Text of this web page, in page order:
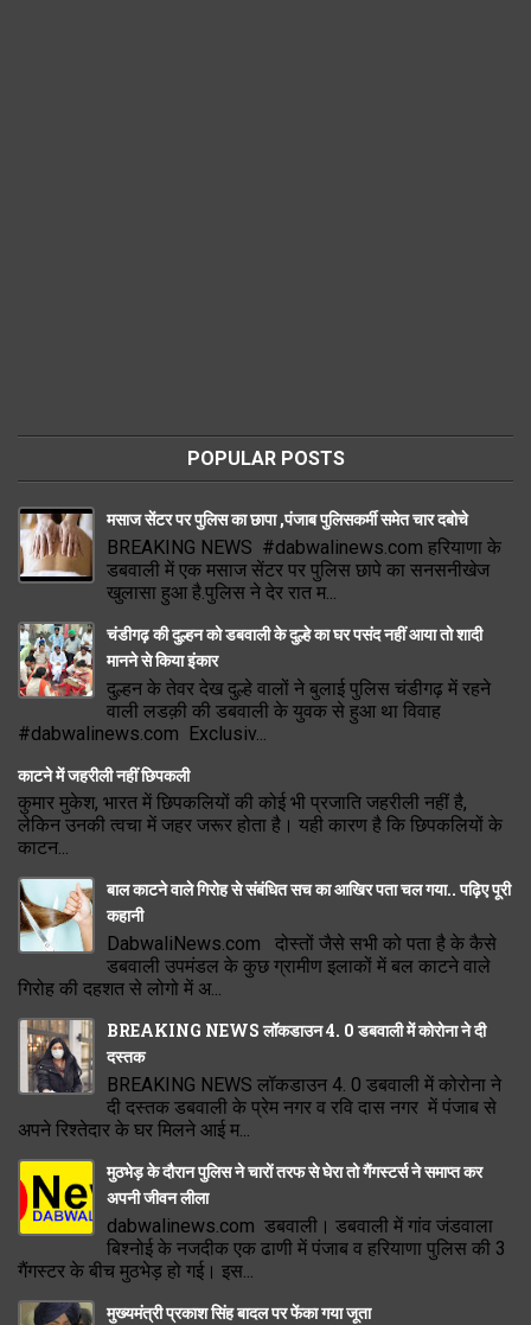
POPULAR POSTS
मसाज सेंटर पर पुलिस का छापा ,पंजाब पुलिसकर्मी समेत चार दबोचे
BREAKING NEWS #dabwalinews.com हरियाणा के
डबवाली में एक मसाज सेंटर पर पुलिस छापे का सनसनीखेज
खुलासा हुआ है.पुलिस ने देर रात म...
चंडीगढ़ की दुल्हन को डबवाली के दुल्हे का घर पसंद नहीं आया तो शादी
मानने से किया इंकार
दुल्हन के तेवर देख दुल्हे वालों ने बुलाई पुलिस चंडीगढ़ में रहने
वाली लडक़ी की डबवाली के युवक से हुआ था विवाह
#dabwalinews.com Exclusiv...
काटने में जहरीली नहीं छिपकली
कुमार मुकेश, भारत में छिपकलियों की कोई भी प्रजाति जहरीली नहीं है,
लेकिन उनकी त्वचा में जहर जरूर होता है। यही कारण है कि छिपकलियों के
काटन...
बाल काटने वाले गिरोह से संबंधित सच का आखिर पता चल गया.. पढ़िए पूरी
कहानी
DabwaliNews.com दोस्तों जैसे सभी को पता है के कैसे
डबवाली उपमंडल के कुछ ग्रामीण इलाकों में बल काटने वाले
गिरोह की दहशत से लोगो में अ...
BREAKING NEWS लॉकडाउन 4. 0 डबवाली में कोरोना ने दी
दस्तक
BREAKING NEWS लॉकडाउन 4. 0 डबवाली में कोरोना ने
दी दस्तक डबवाली के प्रेम नगर व रवि दास नगर में पंजाब से
अपने रिश्तेदार के घर मिलने आई म...
मुठभेड़ के दौरान पुलिस ने चारों तरफ से घेरा तो गैंगस्टर्स ने समाप्त कर
अपनी जीवन लीला
dabwalinews.com डबवाली। डबवाली में गांव जंडवाला
बिश्नोई के नजदीक एक ढाणी में पंजाब व हरियाणा पुलिस की 3
गैंगस्टर के बीच मुठभेड़ हो गई। इस...
मुख्यमंत्री प्रकाश सिंह बादल पर फेंका गया जूता